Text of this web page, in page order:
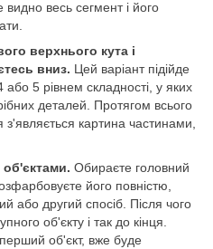
весь сегмент і його
верхнього кута і
вниз. Цей варіант підійде
5 рівнем складності, у яких
деталей. Протягом всього
картина частинами,
Обираєте головний
його повністю,
або другий спосіб. Після чого
об'єкту і так до кінця.
об'єкт, вже буде